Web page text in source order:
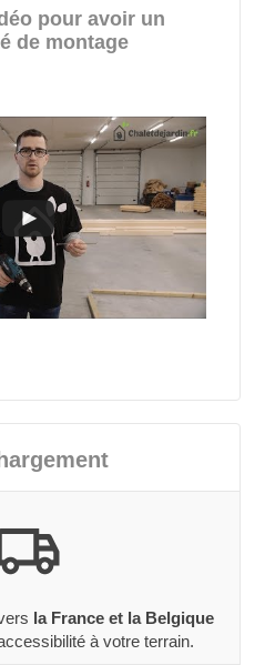
pour avoir un
de montage
la France et la Belgique
à votre terrain.